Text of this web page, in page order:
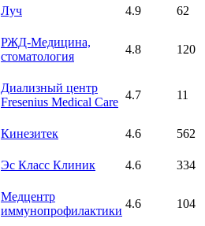
Луч 4.9
62
РЖД-Медицина,
стоматология
4.8 120
Диализный центр
Fresenius Medical Care
4.7 11
Кинезитек 4.6
562
Эс Класс Клиник 4.6
334
Медцентр
иммунопрофилактики
4.6 104